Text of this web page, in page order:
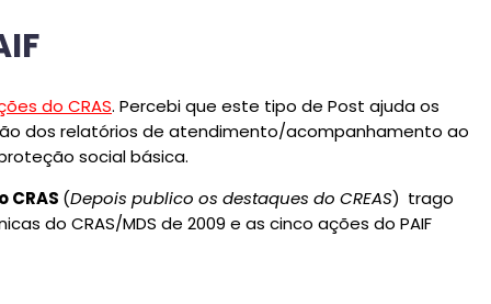
do CRAS. Percebi que este tipo de Post ajuda os
dos relatórios de atendimento/acompanhamento ao
social básica.
CRAS (Depois publico os destaques do CREAS) trago
do CRAS/MDS de 2009 e as cinco ações do PAIF